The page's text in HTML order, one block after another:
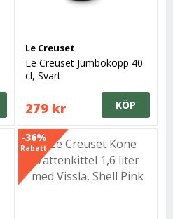
Le Creuset
Le Creuset Jumbokopp 40
cl, Svart
279 kr KÖP
-36%
Rabatt